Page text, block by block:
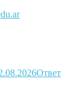
Ответ